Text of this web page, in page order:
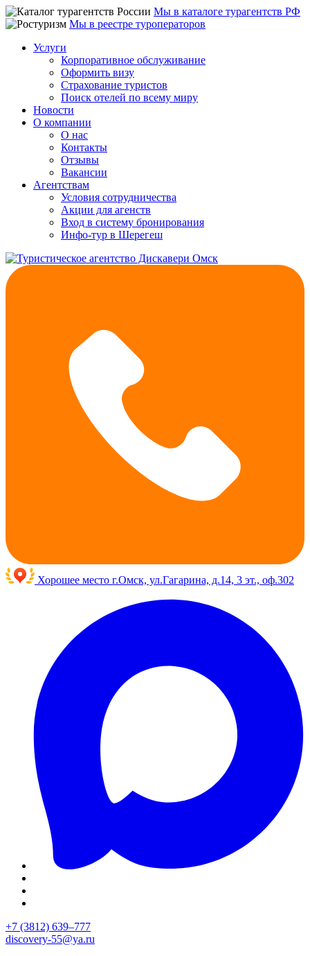
Мы в каталоге турагентств РФ
Мы в реестре туроператоров
Услуги
Корпоративное обслуживание
Оформить визу
Страхование туристов
Поиск отелей по всему миру
Новости
О компании
О нас
Контакты
Отзывы
Вакансии
Агентствам
Условия сотрудничества
Акции для агенств
Вход в систему бронирования
Инфо-тур в Шерегеш
Хорошее место г.Омск, ул.Гагарина, д.14, 3 эт., оф.302
+7 (3812) 639–777
discovery-55@ya.ru